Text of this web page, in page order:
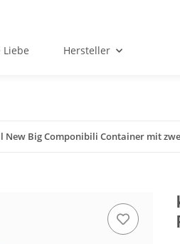
Liebe Hersteller
New Big Componibili Container mit